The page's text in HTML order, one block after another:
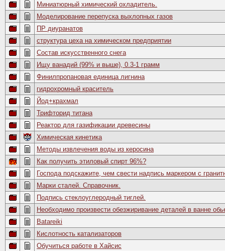
Миниатюрный химический охладитель.
Моделирование перепуска выхлопных газов
ПР диуранатов
структура цеха на химическом предприятии
Состав искусственного снега
Ищу ванадий (99% и выше), 0.3-1 грамм
Финилпропановая единица лигнина
гидрохромный краситель
Йод+крахмал
Трифторид титана
Реактор для газификации древесины
Химическая кинетика
Методы извлечения воды из керосина
Как получить этиловый спирт 96%?
Господа подскажите, чем свести надпись маркером с
Марки сталей. Справочник.
Подпись стеклоуглеродный тиглей.
Необходимо произвести обезжиривание деталей в ванне
Batareiki
Кислотность катализаторов
Обучиться работе в Хайсис